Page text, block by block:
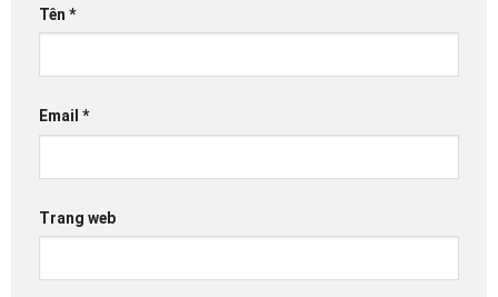
Tên *
Email *
Trang web